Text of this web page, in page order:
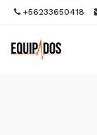
+56233650418